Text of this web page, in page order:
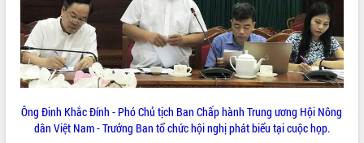
Ông Đinh Khắc Đính - Phó Chủ tịch Ban Chấp hành Trung ương Hội Nông
dân Việt Nam - Trưởng Ban tổ chức hội nghị phát biểu tại cuộc họp.